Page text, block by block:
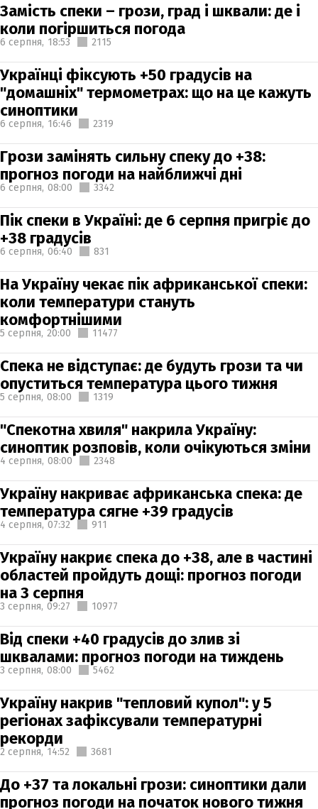
Замість спеки – грози, град і шквали: де і
коли погіршиться погода
6 серпня, 18:53 2115
Українці фіксують +50 градусів на
"домашніх" термометрах: що на це кажуть
синоптики
6 серпня, 16:46 2319
Грози замінять сильну спеку до +38:
прогноз погоди на найближчі дні
6 серпня, 08:00 3342
Пік спеки в Україні: де 6 серпня пригріє до
+38 градусів
6 серпня, 06:40 831
На Україну чекає пік африканської спеки:
коли температури стануть
комфортнішими
5 серпня, 20:00 11477
Спека не відступає: де будуть грози та чи
опуститься температура цього тижня
5 серпня, 08:00 1319
"Спекотна хвиля" накрила Україну:
синоптик розповів, коли очікуються зміни
4 серпня, 08:00 2348
Україну накриває африканська спека: де
температура сягне +39 градусів
4 серпня, 07:32 911
Україну накриє спека до +38, але в частині
областей пройдуть дощі: прогноз погоди
на 3 серпня
3 серпня, 09:27 10977
Від спеки +40 градусів до злив зі
шквалами: прогноз погоди на тиждень
3 серпня, 08:00 5462
Україну накрив "тепловий купол": у 5
регіонах зафіксували температурні
рекорди
2 серпня, 14:52 3681
До +37 та локальні грози: синоптики дали
прогноз погоди на початок нового тижня